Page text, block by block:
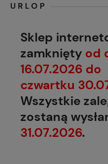
URLOP
Sklep
zamknięty od
16.07.2026 do
czwartku
Wszystkie
zostaną
31.07.2026.